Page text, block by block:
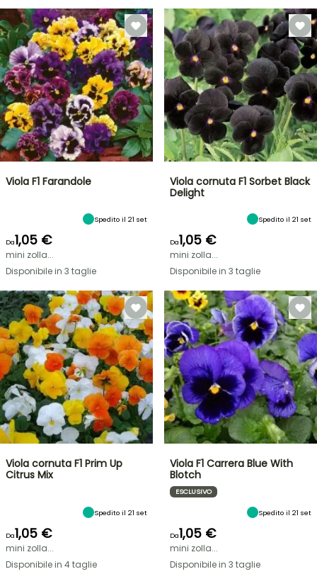
Viola F1 Farandole
Spedito il 21 set
Da1,05 €
mini zolla...
Disponibile in 3 taglie
Viola cornuta F1 Sorbet Black
Delight
Spedito il 21 set
Da1,05 €
mini zolla...
Disponibile in 3 taglie
Viola cornuta F1 Prim Up
Citrus Mix
Spedito il 21 set
Da1,05 €
mini zolla...
Disponibile in 4 taglie
Viola F1 Carrera Blue With
Blotch
ESCLUSIVO
Spedito il 21 set
Da1,05 €
mini zolla...
Disponibile in 3 taglie